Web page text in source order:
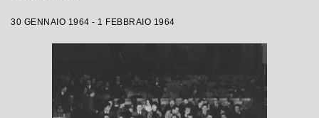
30 GENNAIO 1964 - 1 FEBBRAIO 1964